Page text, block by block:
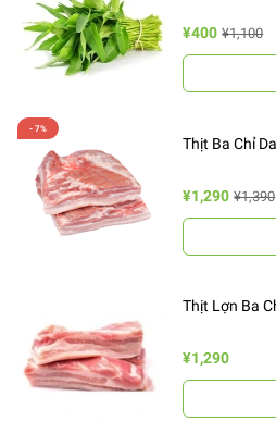
¥400 ¥1,100
Thịt Ba Chỉ
¥1,290 ¥1,390
Thịt Lợn Ba
¥1,290